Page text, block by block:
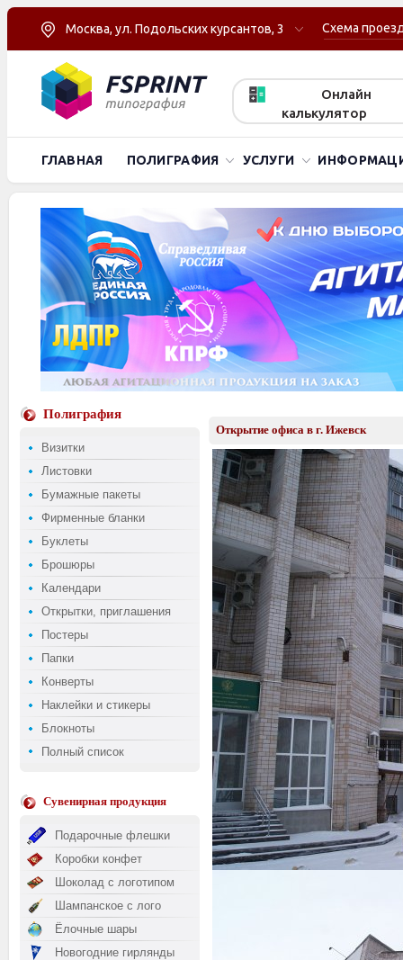
Москва, ул. Подольских курсантов, 3 Схема
Онлайн
калькулятор
ГЛАВНАЯ ПОЛИГРАФИЯ УСЛУГИ
Полиграфия
Визитки
Листовки
Бумажные пакеты
Фирменные бланки
Буклеты
Брошюры
Календари
Открытки, приглашения
Постеры
Папки
Конверты
Наклейки и стикеры
Блокноты
Полный список
Сувенирная продукция
Подарочные флешки
Коробки конфет
Шоколад с логотипом
Шампанское с лого
Ёлочные шары
Новогодние гирлянды
Открытие офиса в г. Ижевск